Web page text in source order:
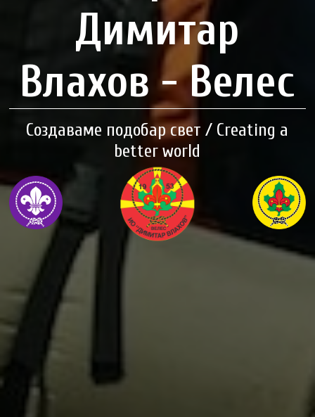
Димитар
Влахов - Велес
Создаваме подобар свет / Creating a
better world